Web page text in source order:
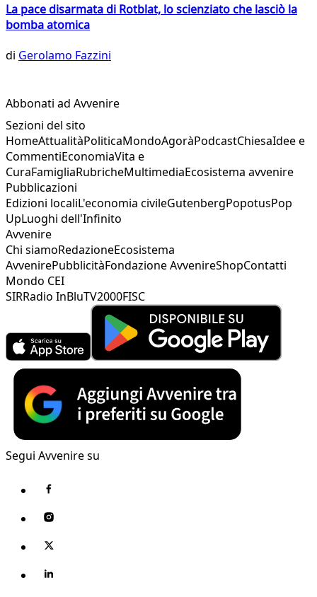
La pace disarmata di Rotblat, lo scienziato che lasciò la
bomba atomica
di Gerolamo Fazzini
Abbonati ad Avvenire
Sezioni del sito
HomeAttualitàPoliticaMondoAgoràPodcastChiesaIdee e
CommentiEconomiaVita e
CuraFamigliaRubricheMultimediaEcosistema avvenire
Pubblicazioni
Edizioni localiL'economia civileGutenbergPopotusPop
UpLuoghi dell'Infinito
Avvenire
Chi siamoRedazioneEcosistema
AvvenirePubblicitàFondazione AvvenireShopContatti
Mondo CEI
SIRRadio InBluTV2000FISC
Segui Avvenire su